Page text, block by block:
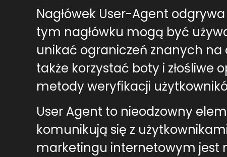
Nagłówek User-Agent
tym nagłówku mogą być
unikać ograniczeń znanych
także korzystać boty i
metody weryfikacji
User Agent to nieodzowny
komunikują się z
marketingu internetowym jest